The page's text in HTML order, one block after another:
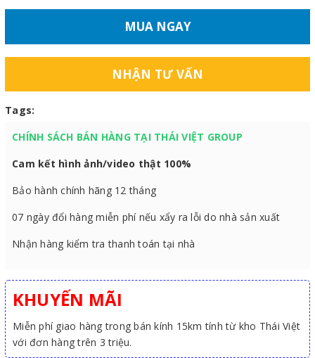
MUA NGAY
NHẬN TƯ VẤN
Tags:
CHÍNH SÁCH BÁN HÀNG TẠI THÁI VIỆT GROUP
Cam kết hình ảnh/video thật 100%
Bảo hành chính hãng 12 tháng
07 ngày đổi hàng miễn phí nếu xẩy ra lỗi do nhà sản xuất
Nhận hàng kiểm tra thanh toán tại nhà
KHUYẾN MÃI
Miễn phí giao hàng trong bán kính 15km tính từ kho Thái Việt
với đơn hàng trên 3 triệu.